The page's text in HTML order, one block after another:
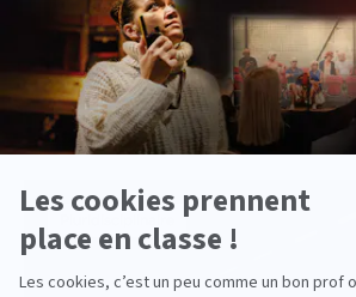
Voir d'autres